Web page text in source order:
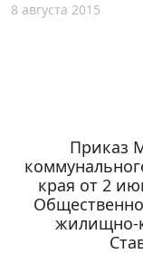
8 августа 2015
Приказ
края от 2
жилищно-